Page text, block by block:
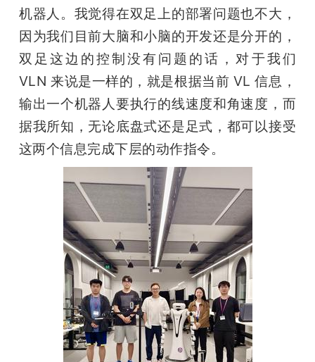
机器人。我觉得在双足上的部署问题也不大，
因为我们目前大脑和小脑的开发还是分开的，
双足这边的控制没有问题的话，对于我们
VLN 来说是一样的，就是根据当前 VL 信息，
输出一个机器人要执行的线速度和角速度，而
据我所知，无论底盘式还是足式，都可以接受
这两个信息完成下层的动作指令。